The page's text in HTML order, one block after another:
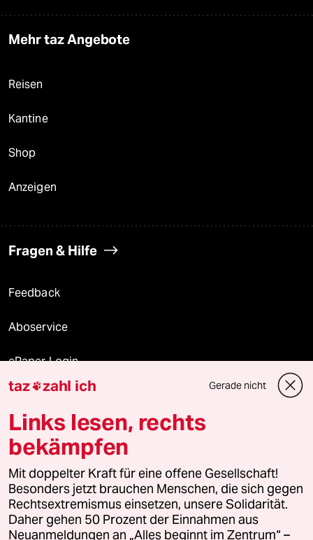
Mehr taz Angebote
Reisen
Kantine
Shop
Anzeigen
Fragen & Hilfe
Feedback
Aboservice
ePaper Login
Downloads für Abonnierende
© 2026 taz Verlags und Vertriebs GmbH
Alle Rechte vorbehalten. Bei rechtlichen Fragen oder für Genehmigungen
wenden Sie sich bitte an lizenzen@taz.de
Feedback Redaktionsstatut Kommune-Richtlinien
taz zahl ich Gerade nicht
Links lesen, rechts
bekämpfen
Mit doppelter Kraft für eine offene Gesellschaft!
Besonders jetzt brauchen Menschen, die sich gegen
Rechtsextremismus einsetzen, unsere Solidarität.
Daher gehen 50 Prozent der Einnahmen aus
Neuanmeldungen an „Alles beginnt im Zentrum“ –